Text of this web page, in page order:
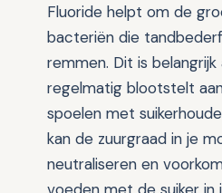
Fluoride helpt om de
bacteriën die
remmen. Dit is
regelmatig blootstelt
spoelen met
kan de zuurgraad in je
neutraliseren en